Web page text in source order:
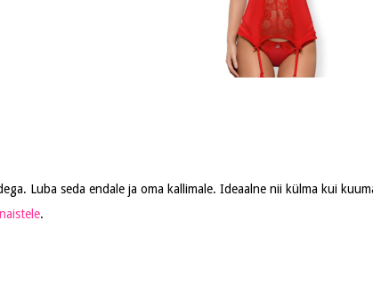
Luba seda endale ja oma kallimale. Ideaalne nii külma kui
naistele.